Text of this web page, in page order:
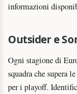
informazioni
Outsider e
Ogni stagione di
squadra che supera
per i playoff.